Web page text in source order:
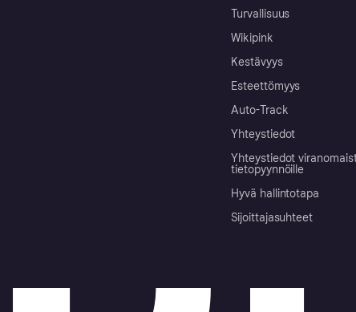
Turvallisuus
Wikipink
Kestävyys
Esteettömyys
Auto-Track
Yhteystiedot
Yhteystiedot
tietopyynnöille
Hyvä hallintotapa
Sijoittajasuhteet